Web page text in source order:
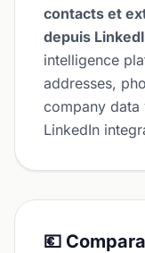
contacts et
depuis
intelligence
addresses,
company data
LinkedIn
💶